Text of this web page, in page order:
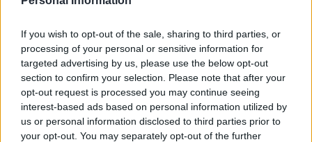
If you wish to opt-out of the sale, sharing to third parties, or
processing of your personal or sensitive information for
targeted advertising by us, please use the below opt-out
section to confirm your selection. Please note that after your
opt-out request is processed you may continue seeing
interest-based ads based on personal information utilized by
us or personal information disclosed to third parties prior to
your opt-out. You may separately opt-out of the further
Pe 28.3. klo 17:00 Jukurit – Pelicans
Ti 1.4. klo 18:30 Jukurit – Pelicans (Tarvittaessa)
Pe 4.4. klo 18:30 Pelicans – Jukurit (Tarvittaessa)
Liiga-karsinnat (paras seitsemästä): 8.4. – 22.4.
Ti 8.4. klo 18:30 Pelicans – Jokerit